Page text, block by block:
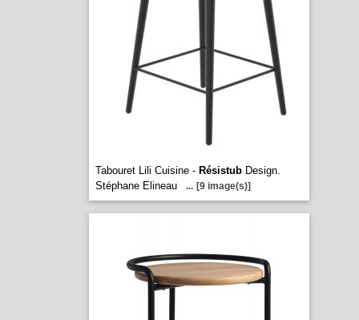
Tabouret Lili Cuisine - RésistubDesign.
Stéphane Elineau
... [9 image(s)]